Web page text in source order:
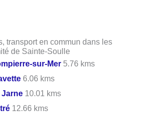
transport en commun dans les
de Sainte-Soulle
sur-Mer 5.76 kms
6.06 kms
Jarne 10.01 kms
12.66 kms